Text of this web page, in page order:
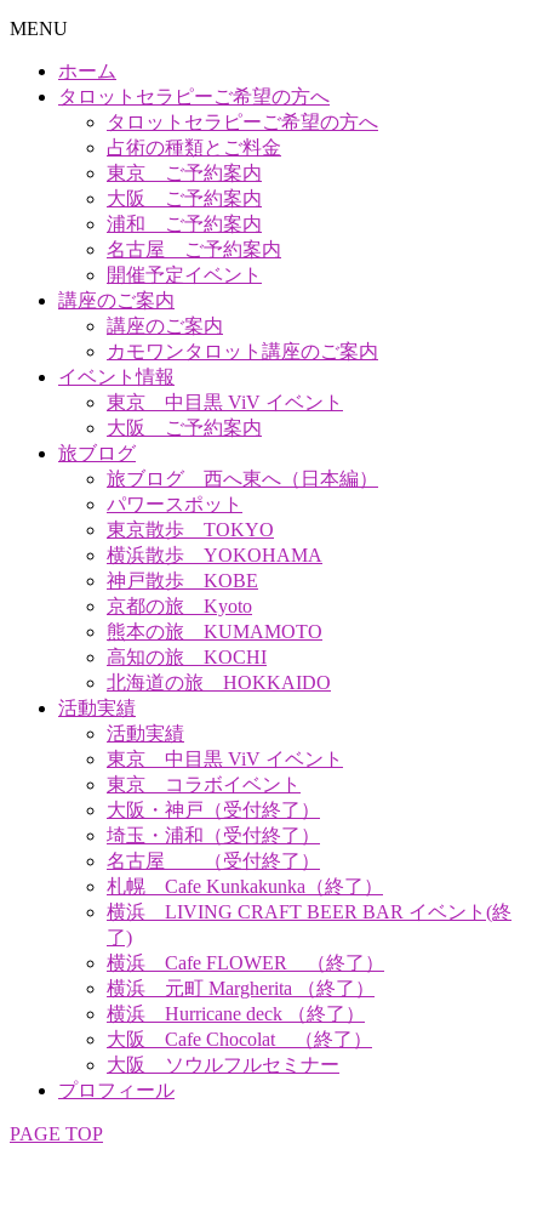
MENU
ホーム
タロットセラピーご希望の方へ
タロットセラピーご希望の方へ
占術の種類とご料金
東京 ご予約案内
大阪 ご予約案内
浦和 ご予約案内
名古屋 ご予約案内
開催予定イベント
講座のご案内
講座のご案内
カモワンタロット講座のご案内
イベント情報
東京 中目黒 ViV イベント
大阪 ご予約案内
旅ブログ
旅ブログ 西へ東へ（日本編）
パワースポット
東京散歩 TOKYO
横浜散歩 YOKOHAMA
神戸散歩 KOBE
京都の旅 Kyoto
熊本の旅 KUMAMOTO
高知の旅 KOCHI
北海道の旅 HOKKAIDO
活動実績
活動実績
東京 中目黒 ViV イベント
東京 コラボイベント
大阪・神戸（受付終了）
埼玉・浦和（受付終了）
名古屋 （受付終了）
札幌 Cafe Kunkakunka（終了）
横浜 LIVING CRAFT BEER BAR イベント(終
了)
横浜 Cafe FLOWER （終了）
横浜 元町 Margherita （終了）
横浜 Hurricane deck （終了）
大阪 Cafe Chocolat （終了）
大阪 ソウルフルセミナー
プロフィール
PAGE TOP